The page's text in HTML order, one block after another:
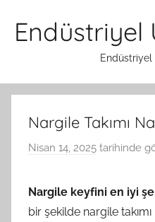
atla
Nargile Takımı
Nisan 14, 2025 tarihinde
Nargile keyfini en iyi
bir şekilde nargile